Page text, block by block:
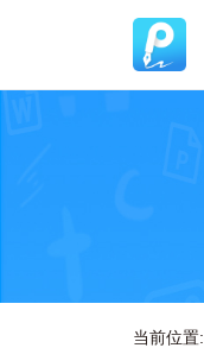
当前位置: